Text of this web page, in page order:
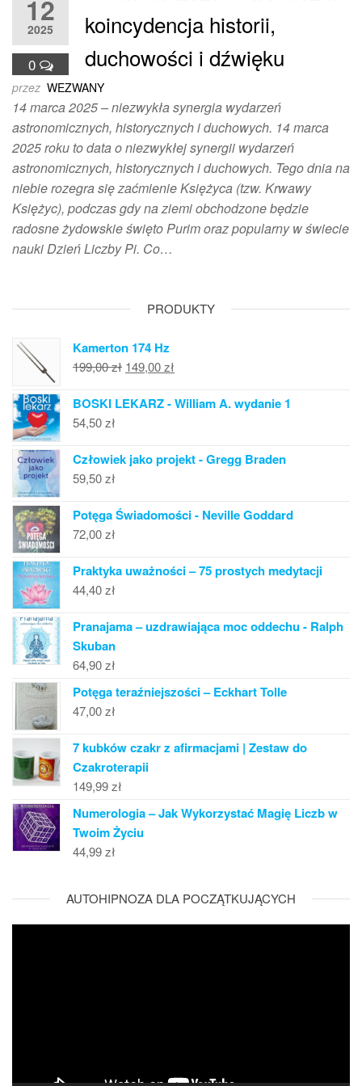
12
2025
0
koincydencja historii,
duchowości i dźwięku
przez WEZWANY
14 marca 2025 – niezwykła synergia wydarzeń
astronomicznych, historycznych i duchowych. 14 marca
2025 roku to data o niezwykłej synergii wydarzeń
astronomicznych, historycznych i duchowych. Tego dnia na
niebie rozegra się zaćmienie Księżyca (tzw. Krwawy
Księżyc), podczas gdy na ziemi obchodzone będzie
radosne żydowskie święto Purim oraz popularny w świecie
nauki Dzień Liczby Pi. Co…
PRODUKTY
Kamerton 174 Hz
199,00zł Pierwotna
wynosiła:
149,00zł
wynosi:
BOSKI LEKARZ - William A. wydanie 1
54,50zł
Człowiek jako projekt - Gregg Braden
59,50zł
Potęga Świadomości - Neville Goddard
72,00zł
Praktyka uważności – 75 prostych medytacji
44,40zł
Pranajama – uzdrawiająca moc oddechu - Ralph
Skuban
64,90zł
Potęga teraźniejszości – Eckhart Tolle
47,00zł
7 kubków czakr z afirmacjami | Zestaw do
Czakroterapii
149,99zł
Numerologia – Jak Wykorzystać Magię Liczb w
Twoim Życiu
44,99zł
AUTOHIPNOZA DLA POCZĄTKUJĄCYCH